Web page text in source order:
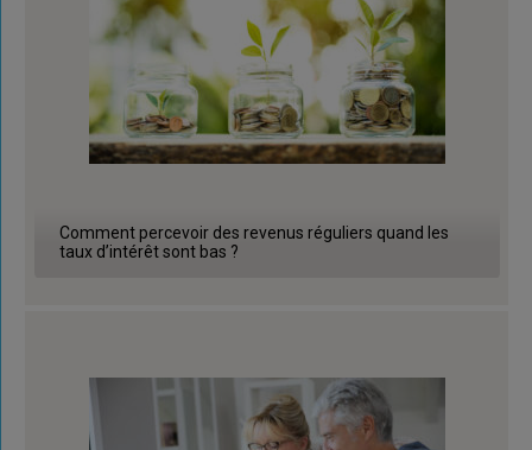
Comment percevoir des revenus réguliers quand les
taux d’intérêt sont bas ?